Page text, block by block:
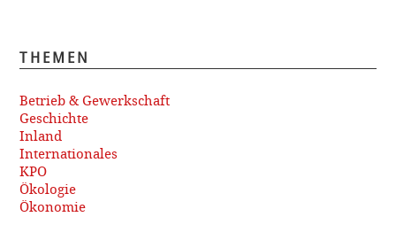
THEMEN
Betrieb & Gewerkschaft
Geschichte
Inland
Internationales
KPO
Ökologie
Ökonomie